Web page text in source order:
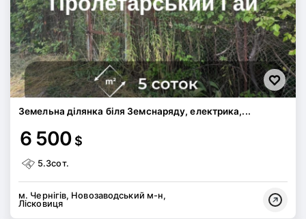
Земельна ділянка біля Земснаряду, електрика,...
6 500 $
5.3сот.
м. Чернігів, Новозаводський м-н,
Лісковиця